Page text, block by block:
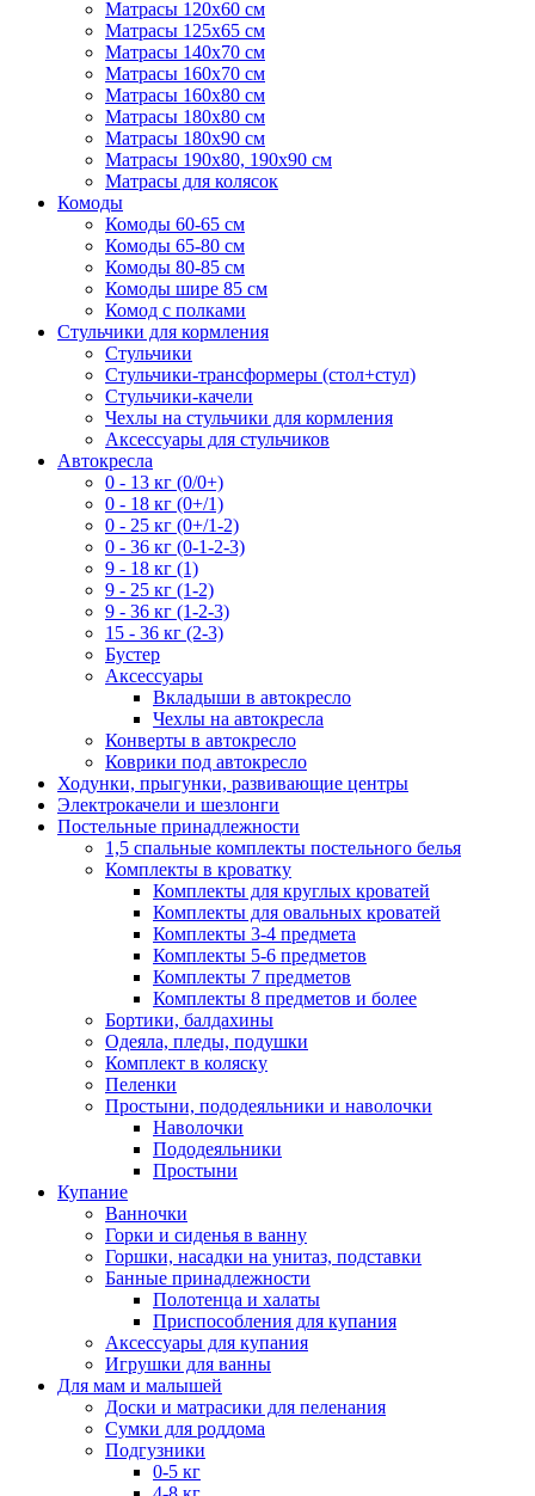
Матрасы 120х60 см
Матрасы 125х65 см
Матрасы 140х70 см
Матрасы 160х70 см
Матрасы 160х80 см
Матрасы 180х80 см
Матрасы 180х90 см
Матрасы 190х80, 190х90 см
Матрасы для колясок
Комоды
Комоды 60-65 см
Комоды 65-80 см
Комоды 80-85 см
Комоды шире 85 см
Комод с полками
Стульчики для кормления
Стульчики
Стульчики-трансформеры (стол+стул)
Стульчики-качели
Чехлы на стульчики для кормления
Аксессуары для стульчиков
Автокресла
0 - 13 кг (0/0+)
0 - 18 кг (0+/1)
0 - 25 кг (0+/1-2)
0 - 36 кг (0-1-2-3)
9 - 18 кг (1)
9 - 25 кг (1-2)
9 - 36 кг (1-2-3)
15 - 36 кг (2-3)
Бустер
Аксессуары
Вкладыши в автокресло
Чехлы на автокресла
Конверты в автокресло
Коврики под автокресло
Ходунки, прыгунки, развивающие центры
Электрокачели и шезлонги
Постельные принадлежности
1,5 спальные комплекты постельного белья
Комплекты в кроватку
Комплекты для круглых кроватей
Комплекты для овальных кроватей
Комплекты 3-4 предмета
Комплекты 5-6 предметов
Комплекты 7 предметов
Комплекты 8 предметов и более
Бортики, балдахины
Одеяла, пледы, подушки
Комплект в коляску
Пеленки
Простыни, пододеяльники и наволочки
Наволочки
Пододеяльники
Простыни
Купание
Ванночки
Горки и сиденья в ванну
Горшки, насадки на унитаз, подставки
Банные принадлежности
Полотенца и халаты
Приспособления для купания
Аксессуары для купания
Игрушки для ванны
Для мам и малышей
Доски и матрасики для пеленания
Сумки для роддома
Подгузники
0-5 кг